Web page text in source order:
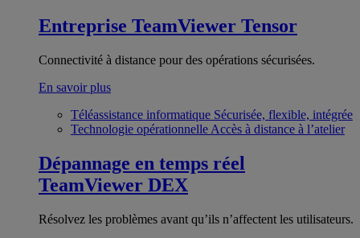
Entreprise TeamViewer Tensor
Connectivité à distance pour des opérations sécurisées.
En savoir plus
Téléassistance informatique Sécurisée, flexible, intégrée
Technologie opérationnelle Accès à distance à l’atelier
Dépannage en temps réel
TeamViewer DEX
Résolvez les problèmes avant qu’ils n’affectent les utilisateurs.